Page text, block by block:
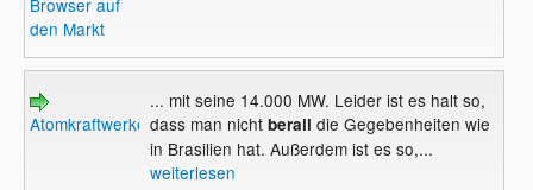
den Markt
Atomkraftwerke
... mit seine 14.000 MW. Leider ist es halt so,
dass man nicht berall die Gegebenheiten wie
in Brasilien hat. Außerdem ist es so,...
weiterlesen